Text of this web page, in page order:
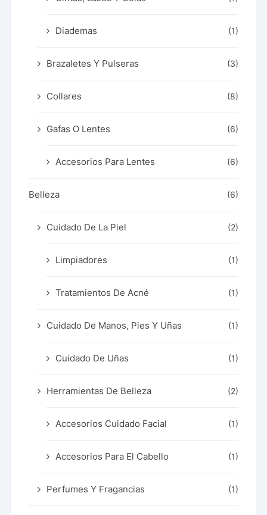
Diademas (1)
Brazaletes Y Pulseras (3)
Collares (8)
Gafas O Lentes (6)
Accesorios Para Lentes (6)
Belleza (6)
Cuidado De La Piel (2)
Limpiadores (1)
Tratamientos De Acné (1)
Cuidado De Manos, Pies Y Uñas (1)
Cuidado De Uñas (1)
Herramientas De Belleza (2)
Accesorios Cuidado Facial (1)
Accesorios Para El Cabello (1)
Perfumes Y Fragancias (1)